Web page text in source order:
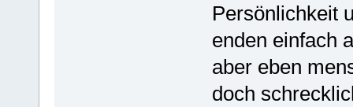
Persönlichkeit
enden einfach
aber eben
doch